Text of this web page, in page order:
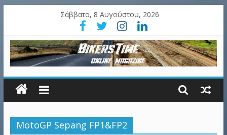
Σάββατο, 8 Αυγούστου, 2026
MotoGP Sepang FP1&FP2